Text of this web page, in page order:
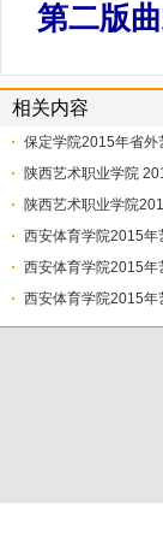
第二版
相关内容
保定学院2015年省外
陕西艺术职业学院
陕西艺术职业学院
西安体育学院2015年
西安体育学院2015年
西安体育学院2015年